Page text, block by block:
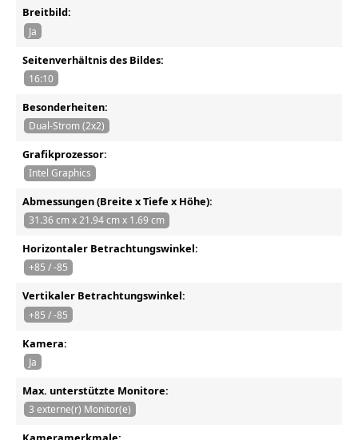
Breitbild:
Ja
Seitenverhältnis des Bildes:
16:10
Besonderheiten:
Dual-Strom (2x2)
Grafikprozessor:
Intel Graphics
Abmessungen (Breite x Tiefe x Höhe):
31.36 cm x 21.94 cm x 1.69 cm
Horizontaler Betrachtungswinkel:
+85 / -85
Vertikaler Betrachtungswinkel:
+85 / -85
Kamera:
Ja
Max. unterstützte Monitore:
3 externe(r) Monitor(e)